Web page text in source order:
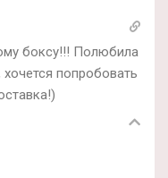
боксу!!! Полюбила
попробовать